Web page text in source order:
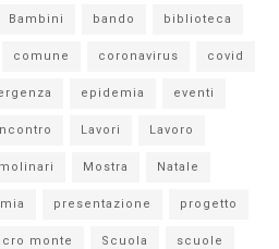
Bambini bando biblioteca
comune coronavirus covid
epidemia eventi
Lavori Lavoro
molinari Mostra Natale
presentazione progetto
monte Scuola scuole